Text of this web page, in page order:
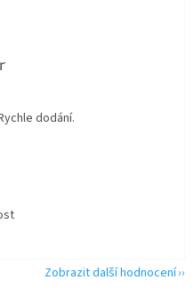
5 z 5 hvězdiček.
dodání.
5 z 5 hvězdiček.
Zobrazit další hodnocení